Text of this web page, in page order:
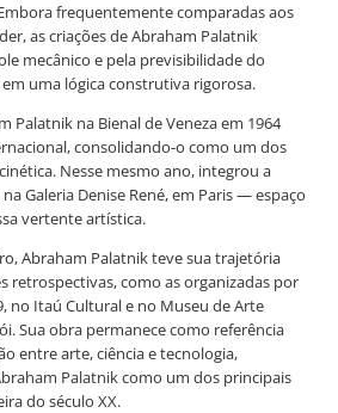
frequentemente comparadas aos
as criações de Abraham Palatnik
mecânico e pela previsibilidade do
uma lógica construtiva rigorosa.
Palatnik na Bienal de Veneza em 1964
consolidando-o como um dos
Nesse mesmo ano, integrou a
Galeria Denise René, em Paris — espaço
vertente artística.
Abraham Palatnik teve sua trajetória
retrospectivas, como as organizadas por
no Itaú Cultural e no Museu de Arte
Sua obra permanece como referência
entre arte, ciência e tecnologia,
Palatnik como um dos principais
do século XX.